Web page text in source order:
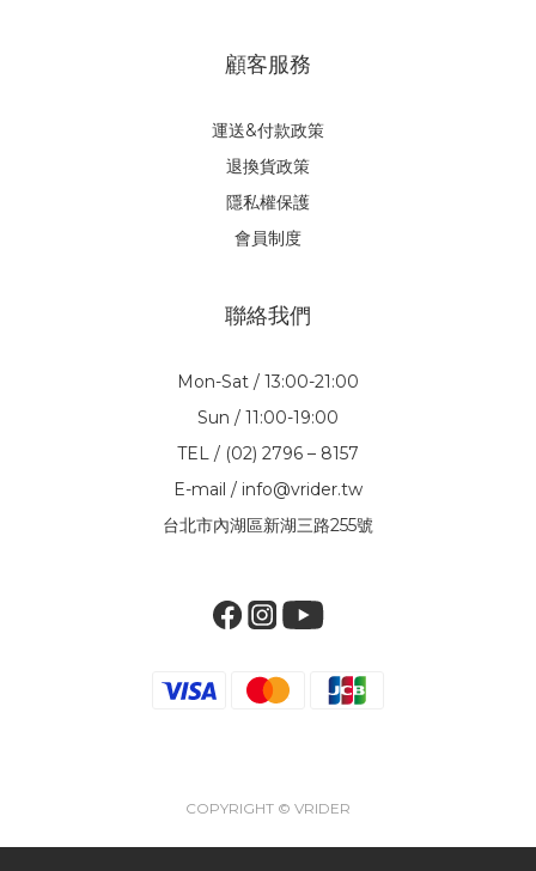
顧客服務
運送&付款政策
退換貨政策
隱私權保護
會員制度
聯絡我們
Mon-Sat / 13:00-21:00
Sun / 11:00-19:00
TEL / (02) 2796 – 8157
E-mail / info@vrider.tw
台北市內湖區新湖三路255號
COPYRIGHT © VRIDER